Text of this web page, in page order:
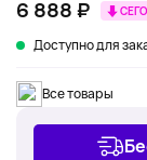
6 888 ₽
Доступно для
Все товары